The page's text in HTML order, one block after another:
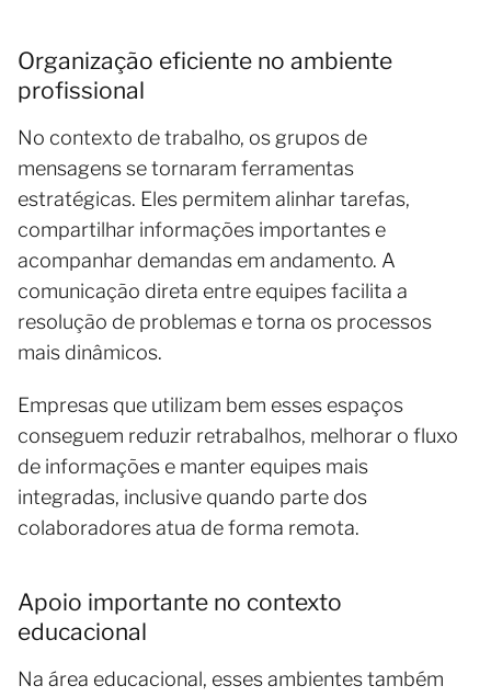
Organização eficiente no ambiente
profissional
No contexto de trabalho, os grupos de
mensagens se tornaram ferramentas
estratégicas. Eles permitem alinhar tarefas,
compartilhar informações importantes e
acompanhar demandas em andamento. A
comunicação direta entre equipes facilita a
resolução de problemas e torna os processos
mais dinâmicos.
Empresas que utilizam bem esses espaços
conseguem reduzir retrabalhos, melhorar o fluxo
de informações e manter equipes mais
integradas, inclusive quando parte dos
colaboradores atua de forma remota.
Apoio importante no contexto
educacional
Na área educacional, esses ambientes também